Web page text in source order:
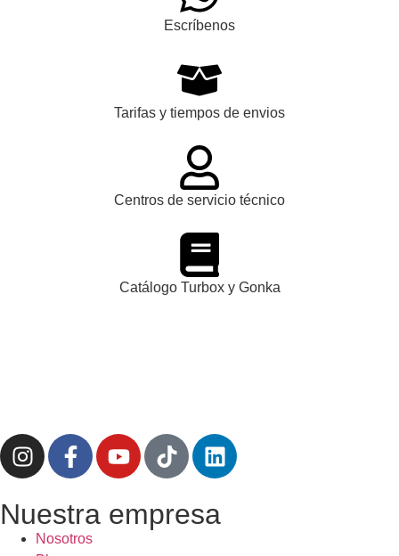
Escríbenos
Tarifas y tiempos de envios
Centros de servicio técnico
Catálogo Turbox y Gonka
Nuestra empresa
Nosotros